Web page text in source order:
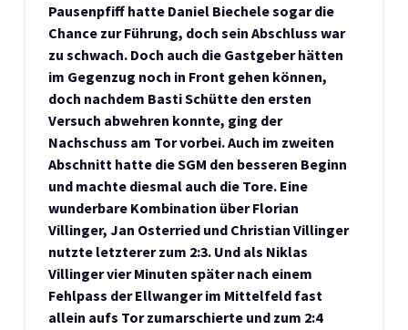
Pausenpfiff hatte Daniel Biechele sogar die
Chance zur Führung, doch sein Abschluss war
zu schwach. Doch auch die Gastgeber hätten
im Gegenzug noch in Front gehen können,
doch nachdem Basti Schütte den ersten
Versuch abwehren konnte, ging der
Nachschuss am Tor vorbei. Auch im zweiten
Abschnitt hatte die SGM den besseren Beginn
und machte diesmal auch die Tore. Eine
wunderbare Kombination über Florian
Villinger, Jan Osterried und Christian Villinger
nutzte letzterer zum 2:3. Und als Niklas
Villinger vier Minuten später nach einem
Fehlpass der Ellwanger im Mittelfeld fast
allein aufs Tor zumarschierte und zum 2:4